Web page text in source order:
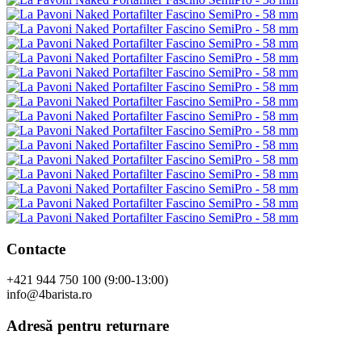
Contacte
+421 944 750 100 (9:00-13:00)
info@4barista.ro
Adresă pentru returnare